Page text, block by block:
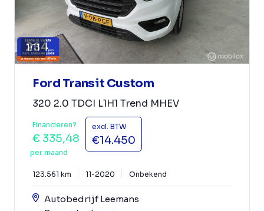
1/11
Ford Transit Custom
320 2.0 TDCI L1H1 Trend MHEV
Financieren?
€ 335,48
per maand
excl. BTW
€14.450
123.561 km 11-2020 Onbekend
Autobedrijf Leemans